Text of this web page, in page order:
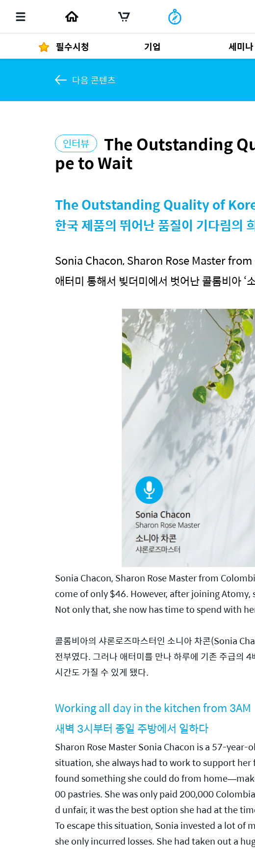
필수시청 기업
발행물
세미나
다음 콘텐츠
인터뷰 The Outstanding
pe to Wait
The Outstanding Quality of
한국 제품의 뛰어난 품질이 기다림의
Sonia Chacon, Sharon Rose Master
애터미 통해서 빚더미에서 벗어난 콜롬비아 ‘
Sonia Chacon, Sharon Rose Master from
come of only $46. However, after joining
Not only that, she now has time to spend with
콜롬비아의 샤론로즈마스터인 소니아 차콘(Sonia
전부였다. 그러나 애터미를 만나 하루에 기존 주급의
시간도 가질 수 있게 됐다.
Working all day in the kitchen from 3AM
새벽 3시부터 종일 주방에서 일하다
Sharon Rose Master Sonia Chacon is a 57-
situation, she always had to work to support
found something she could do from
00 pastries. She was only paid 200,000
d unfair, it was the best option she had at the
To escape this situation, Sonia invested a lot of
she only incurred losses. She had taken out a